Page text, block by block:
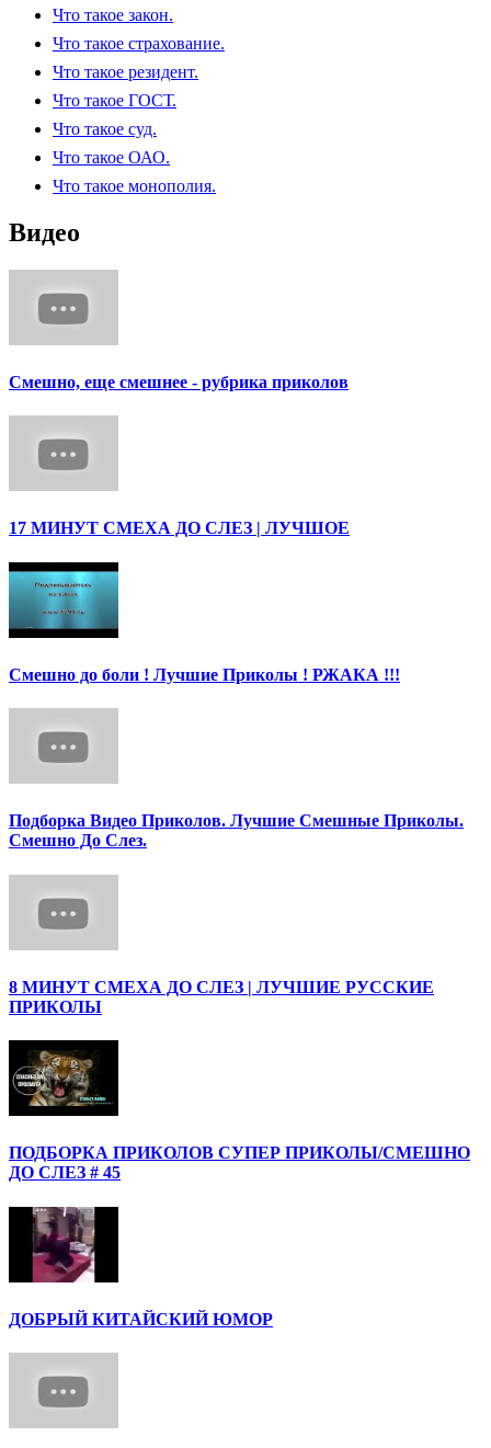
Что такое закон.
Что такое страхование.
Что такое резидент.
Что такое ГОСТ.
Что такое суд.
Что такое ОАО.
Что такое монополия.
Видео
Смешно, еще смешнее - рубрика приколов
17 МИНУТ СМЕХА ДО СЛЕЗ | ЛУЧШОЕ
Смешно до боли ! Лучшие Приколы ! РЖАКА !!!
Подборка Видео Приколов. Лучшие Смешные Приколы.
Смешно До Слез.
8 МИНУТ СМЕХА ДО СЛЕЗ | ЛУЧШИЕ РУССКИЕ
ПРИКОЛЫ
ПОДБОРКА ПРИКОЛОВ СУПЕР ПРИКОЛЫ/СМЕШНО
ДО СЛЕЗ # 45
ДОБРЫЙ КИТАЙСКИЙ ЮМОР